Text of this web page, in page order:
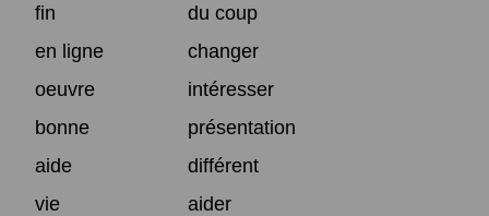
fin
du coup
en ligne
changer
oeuvre
intéresser
bonne
présentation
aide
différent
vie
aider